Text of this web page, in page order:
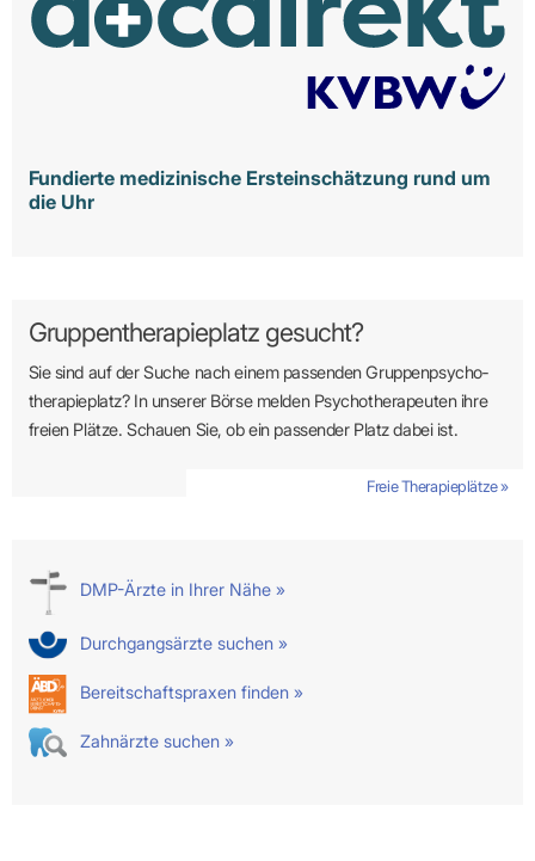
Fundierte medizinische Ersteinschätzung rund um
die Uhr
Gruppentherapieplatz gesucht?
Sie sind auf der Suche nach einem passenden Gruppen­psycho­
therapie­platz? In unserer Börse melden Psycho­­thera­­peuten ihre
freien Plätze. Schauen Sie, ob ein passender Platz dabei ist.
Freie Therapieplätze »
DMP-Ärzte in Ihrer Nähe »
Durchgangsärzte suchen »
Bereitschaftspraxen finden »
Zahnärzte suchen »